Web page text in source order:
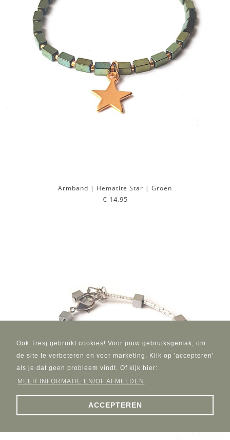
Ook Tresj gebruikt cookies! Voor jouw gebruiksgemak, om
de site te verbeteren en voor marketing. Klik op 'accepteren'
als je dat geen probleem vindt. Of kijk hier:
MEER INFORMATIE EN/OF AFMELDEN
ACCEPTEREN
Armband | Hematite Star | Groen
€ 14,95